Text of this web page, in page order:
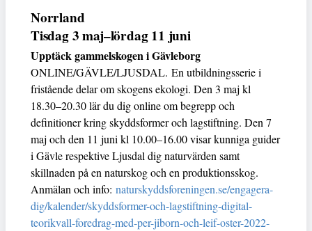
Norrland
Tisdag 3 maj–lördag 11 juni
Upptäck gammelskogen i Gävleborg
ONLINE/GÄVLE/LJUSDAL. En utbildningsserie i
fristående delar om skogens ekologi. Den 3 maj kl
18.30–20.30 lär du dig online om begrepp och
definitioner kring skyddsformer och lagstiftning. Den 7
maj och den 11 juni kl 10.00–16.00 visar kunniga guider
i Gävle respektive Ljusdal dig naturvärden samt
skillnaden på en naturskog och en produktionsskog.
Anmälan och info: naturskyddsforeningen.se/engagera-
dig/kalender/skyddsformer-och-lagstiftning-digital-
teorikvall-foredrag-med-per-jiborn-och-leif-oster-2022-